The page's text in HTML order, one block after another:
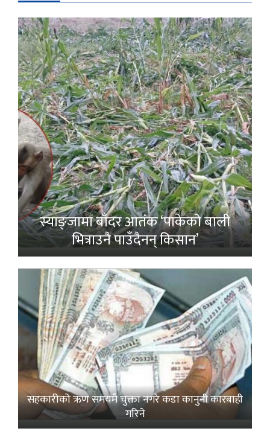
स्याङ्जामा बाँदर आतंक ‘पाकेको बाली
भित्राउनै पाउँदैनन् किसान’
सहकारीको ऋण समयमै चुक्ता नगरे कडा कानुनी कारबाही
गरिने